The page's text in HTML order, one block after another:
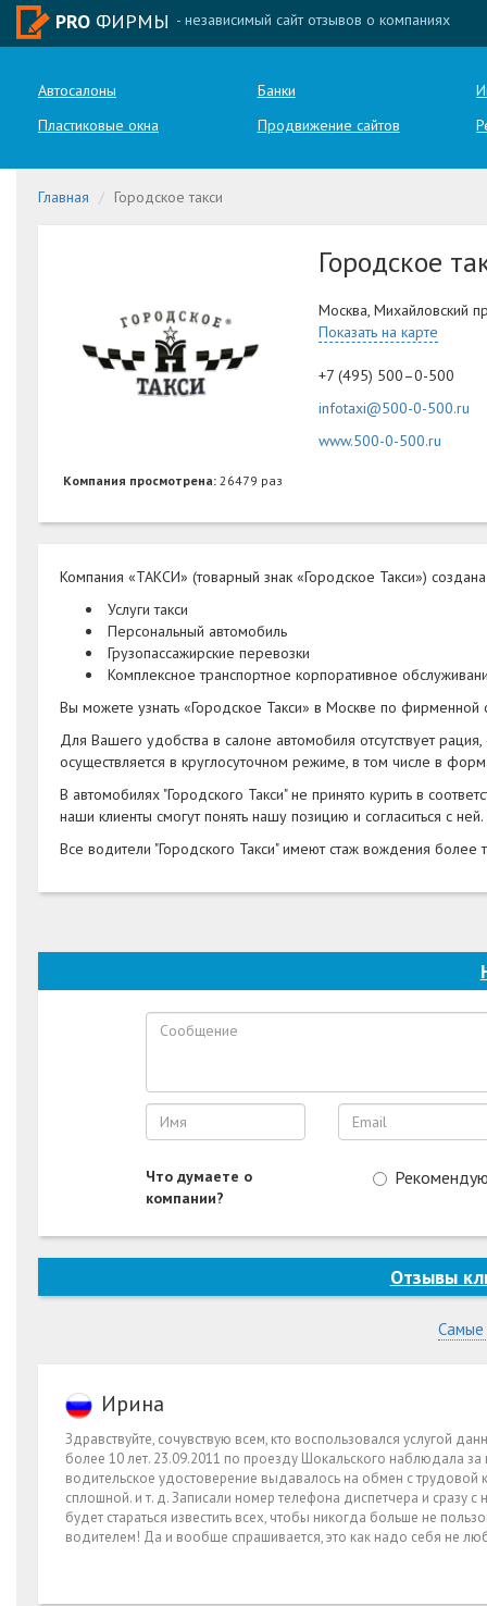
PRO ФИРМЫ - независимый сайт отзывов о компаниях
Автосалоны Банки
Пластиковые окна
Продвижение сайтов
Главная Городское такси
Компания просмотрена:26479 раз
Городское
Москва, Михайловский
Показать на карте
+7 (495) 500–0-500
infotaxi@500-0-500.ru
www.500-0-500.ru
Компания «ТАКСИ» (товарный знак «Городское Такси»)
Услуги такси
Персональный автомобиль
Грузопассажирские перевозки
Комплексное транспортное корпоративное
Вы можете узнать «Городское Такси» в Москве по
Для Вашего удобства в салоне автомобиля отсутствует
осуществляется в круглосуточном режиме, в том числе в
В автомобилях "Городского Такси" не принято курить в
наши клиенты смогут понять нашу позицию и согласиться с ней.
Все водители "Городского Такси" имеют стаж вождения более
Что думаете о
компании?
Отзывы
Самые
Ирина
Здравствуйте, сочувствую всем, кто воспользовался услугой
более 10 лет. 23.09.2011 по проезду Шокальского наблюдала
водительское удостоверение выдавалось на обмен с
сплошной. и т. д. Записали номер телефона диспетчера и сразу
будет стараться известить всех, чтобы никогда больше не
водителем! Да и вообще спрашивается, это как надо себя не